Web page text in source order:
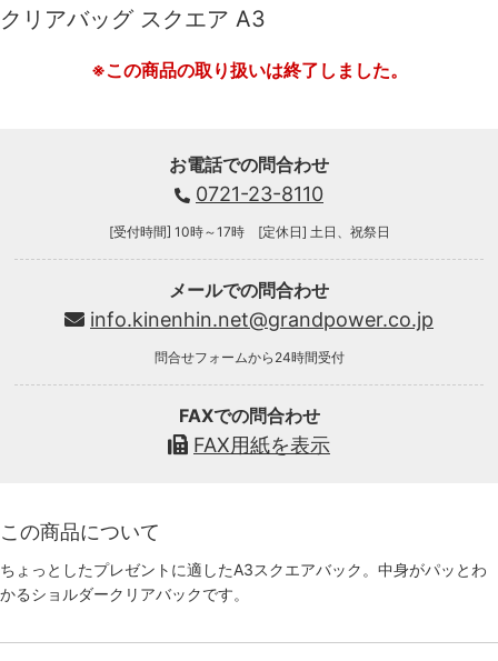
クリアバッグ スクエア A3
※この商品の取り扱いは終了しました。
お電話での問合わせ
0721-23-8110
[受付時間] 10時～17時 [定休日] 土日、祝祭日
メールでの問合わせ
info.kinenhin.net@grandpower.co.jp
問合せフォームから24時間受付
FAXでの問合わせ
FAX用紙を表示
この商品について
ちょっとしたプレゼントに適したA3スクエアバック。中身がパッとわ
かるショルダークリアバックです。